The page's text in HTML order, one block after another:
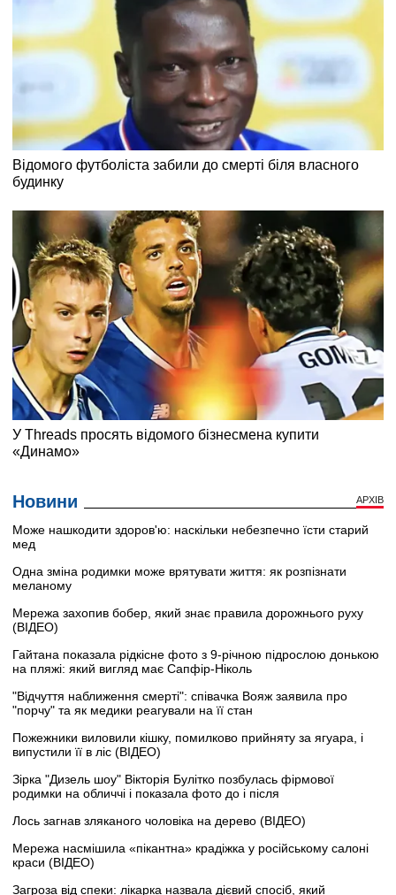
Новини АРХІВ
Може нашкодити здоров'ю: наскільки небезпечно їсти старий
мед
Одна зміна родимки може врятувати життя: як розпізнати
меланому
Мережа захопив бобер, який знає правила дорожнього руху
(ВІДЕО)
Гайтана показала рідкісне фото з 9-річною підрослою донькою
на пляжі: який вигляд має Сапфір-Ніколь
"Відчуття наближення смерті": співачка Вояж заявила про
"порчу" та як медики реагували на її стан
Пожежники виловили кішку, помилково прийняту за ягуара, і
випустили її в ліс (ВІДЕО)
Зірка "Дизель шоу" Вікторія Булітко позбулась фірмової
родимки на обличчі і показала фото до і після
Лось загнав зляканого чоловіка на дерево (ВІДЕО)
Мережа насмішила «пікантна» крадіжка у російському салоні
краси (ВІДЕО)
Загроза від спеки: лікарка назвала дієвий спосіб, який